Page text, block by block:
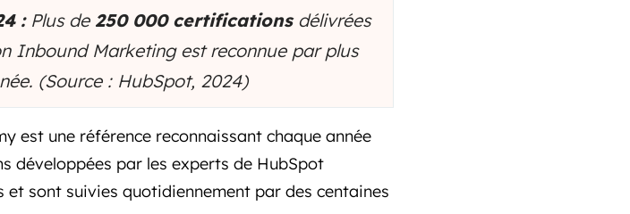
:Plus de 250 000 certificationsdélivrées
Inbound Marketing est reconnue par plus
(Source : HubSpot, 2024)
est une référence reconnaissant chaque année
développées par les experts de HubSpot
sont suivies quotidiennement par des centaines